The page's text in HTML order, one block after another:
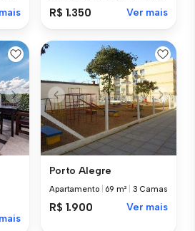
R$ 1.350 Ver mais
Porto Alegre
Apartamento 69 m² 3 Camas
R$ 1.900 Ver mais